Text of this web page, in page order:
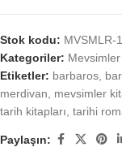
Stok kodu: MVSMLR-
Kategoriler:
Etiketler: barbaros,
merdivan, mevsimler
tarih kitapları, tarihi
Paylaşın: